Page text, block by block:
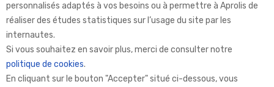
Aprolis Selection
Aprolis
personnalisés adaptés à vos besoins ou à permettre à Aprolis de
réaliser des études statistiques sur l’usage du site par les
internautes.
Si vous souhaitez en savoir plus, merci de consulter notre
politique de cookies.
En cliquant sur le bouton "Accepter" situé ci-dessous, vous